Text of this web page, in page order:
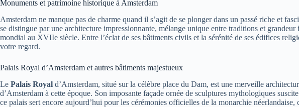
Monuments et patrimoine historique à Amsterdam
Amsterdam ne manque pas de charme quand il s’agit de se plonger dans un passé riche et
se distingue par une architecture impressionnante, mélange unique entre traditions et
mondial au XVIIe siècle. Entre l’éclat de ses bâtiments civils et la sérénité de ses édifices
votre regard.
Palais Royal d’Amsterdam et autres bâtiments majestueux
Le Palais Royal d’Amsterdam, situé sur la célèbre place du Dam, est une merveille
d’Amsterdam à cette époque. Son imposante façade ornée de sculptures mythologiques
ce palais sert encore aujourd’hui pour les cérémonies officielles de la monarchie